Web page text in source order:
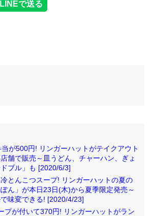
が500円! リンガーハットがテイクアウト
舗で販売～皿うどん、チャーハン、ぎょ
ブル」も [2020/6/3]
とんこつスープ! リンガーハットの夏の
ん」が本日23日(木)から夏季限定発売～
味変できる! [2020/4/23]
プが付いて370円! リンガーハットがラン